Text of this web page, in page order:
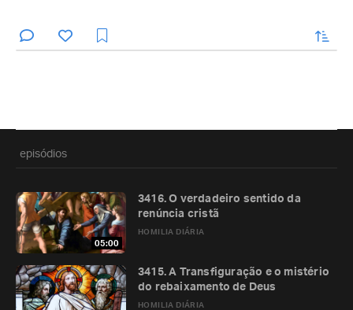
enviar
episódios
05:00
HOMILIA DIÁRIA
3416. O verdadeiro sentido da
renúncia cristã
HOMILIA DIÁRIA
3415. A Transfiguração e o mistério
do rebaixamento de Deus